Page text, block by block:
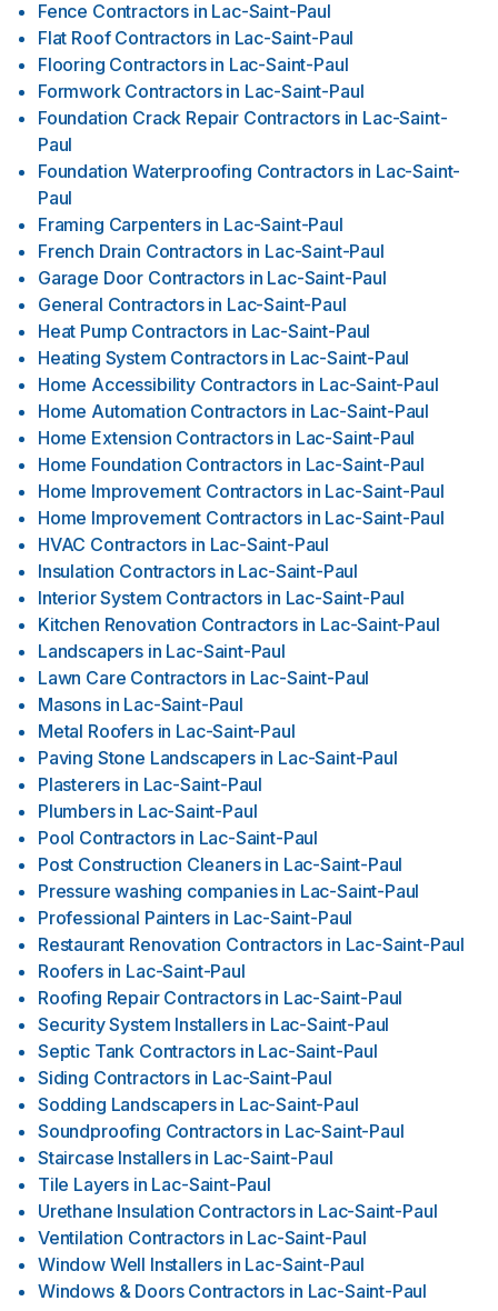
Fence Contractors in Lac-Saint-Paul
Flat Roof Contractors in Lac-Saint-Paul
Flooring Contractors in Lac-Saint-Paul
Formwork Contractors in Lac-Saint-Paul
Foundation Crack Repair Contractors in Lac-Saint-
Paul
Foundation Waterproofing Contractors in Lac-Saint-
Paul
Framing Carpenters in Lac-Saint-Paul
French Drain Contractors in Lac-Saint-Paul
Garage Door Contractors in Lac-Saint-Paul
General Contractors in Lac-Saint-Paul
Heat Pump Contractors in Lac-Saint-Paul
Heating System Contractors in Lac-Saint-Paul
Home Accessibility Contractors in Lac-Saint-Paul
Home Automation Contractors in Lac-Saint-Paul
Home Extension Contractors in Lac-Saint-Paul
Home Foundation Contractors in Lac-Saint-Paul
Home Improvement Contractors in Lac-Saint-Paul
Home Improvement Contractors in Lac-Saint-Paul
HVAC Contractors in Lac-Saint-Paul
Insulation Contractors in Lac-Saint-Paul
Interior System Contractors in Lac-Saint-Paul
Kitchen Renovation Contractors in Lac-Saint-Paul
Landscapers in Lac-Saint-Paul
Lawn Care Contractors in Lac-Saint-Paul
Masons in Lac-Saint-Paul
Metal Roofers in Lac-Saint-Paul
Paving Stone Landscapers in Lac-Saint-Paul
Plasterers in Lac-Saint-Paul
Plumbers in Lac-Saint-Paul
Pool Contractors in Lac-Saint-Paul
Post Construction Cleaners in Lac-Saint-Paul
Pressure washing companies in Lac-Saint-Paul
Professional Painters in Lac-Saint-Paul
Restaurant Renovation Contractors in Lac-Saint-Paul
Roofers in Lac-Saint-Paul
Roofing Repair Contractors in Lac-Saint-Paul
Security System Installers in Lac-Saint-Paul
Septic Tank Contractors in Lac-Saint-Paul
Siding Contractors in Lac-Saint-Paul
Sodding Landscapers in Lac-Saint-Paul
Soundproofing Contractors in Lac-Saint-Paul
Staircase Installers in Lac-Saint-Paul
Tile Layers in Lac-Saint-Paul
Urethane Insulation Contractors in Lac-Saint-Paul
Ventilation Contractors in Lac-Saint-Paul
Window Well Installers in Lac-Saint-Paul
Windows & Doors Contractors in Lac-Saint-Paul